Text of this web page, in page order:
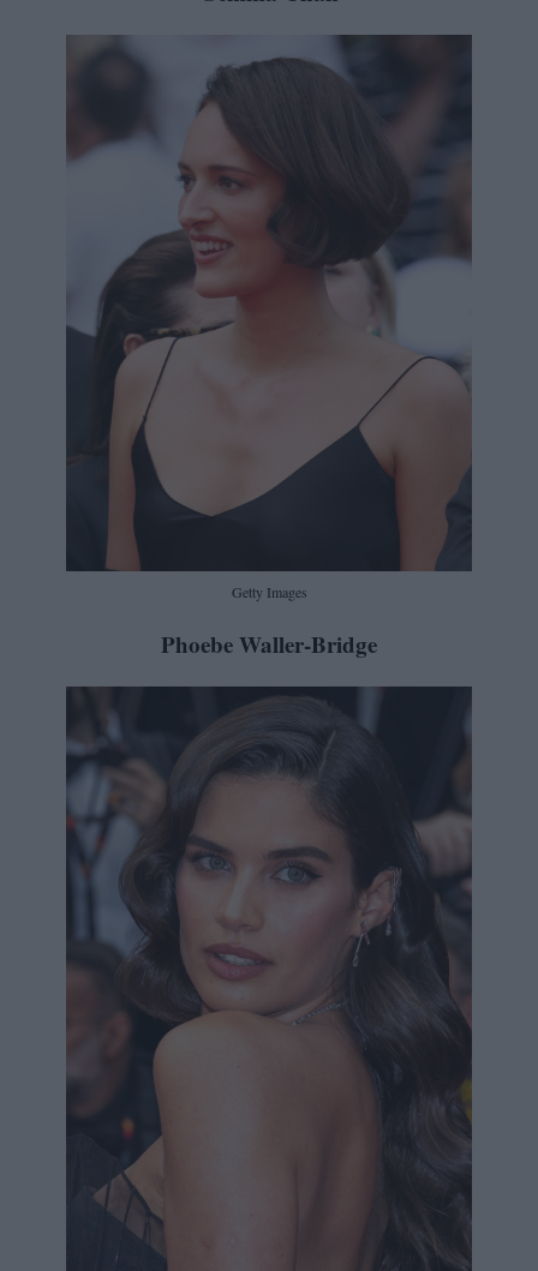
Getty Images
Phoebe Waller-Bridge